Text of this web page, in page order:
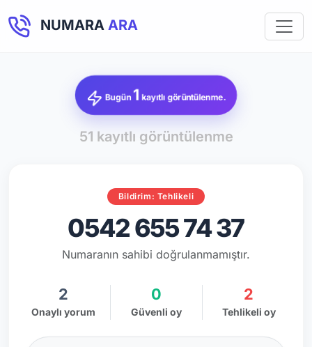
NUMARA ARA
Bugün 1 kayıtlı görüntülenme.
51 kayıtlı görüntülenme
Bildirim: Tehlikeli
0542 655 74 37
Numaranın sahibi doğrulanmamıştır.
2
Onaylı yorum
0
Güvenli oy
2
Tehlikeli oy